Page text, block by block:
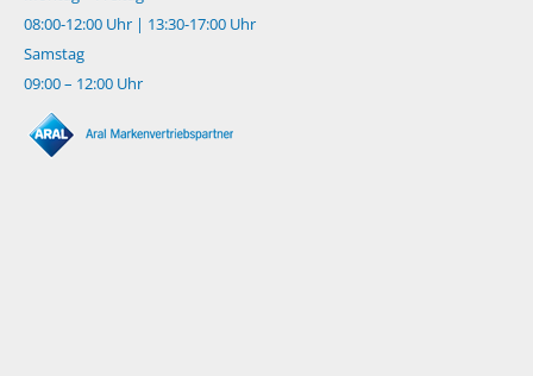
08:00-12:00 Uhr | 13:30-17:00 Uhr
Samstag
09:00 – 12:00 Uhr